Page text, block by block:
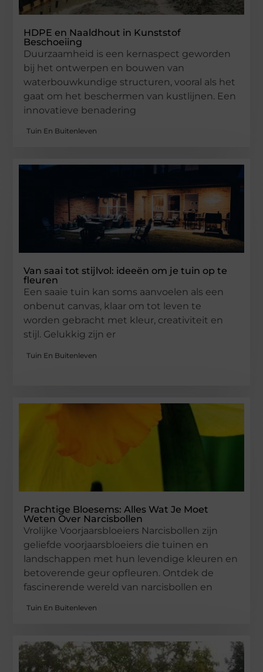
HDPE en Naaldhout in Kunststof
Beschoeiing
Duurzaamheid is een kernaspect geworden
bij het ontwerpen en bouwen van
waterbouwkundige structuren, vooral als het
gaat om het beschermen van kustlijnen. Een
innovatieve benadering
Tuin En Buitenleven
Van saai tot stijlvol: ideeën om je tuin op te
fleuren
Een saaie tuin kan soms aanvoelen als een
onbenut canvas, klaar om tot leven te
worden gebracht met kleur, creativiteit en
stijl. Gelukkig zijn er
Tuin En Buitenleven
Prachtige Bloesems: Alles Wat Je Moet
Weten Over Narcisbollen
Vrolijke Voorjaarsbloeiers Narcisbollen zijn
geliefde voorjaarsbloeiers die tuinen en
landschappen met hun levendige kleuren en
betoverende geur opfleuren. Ontdek de
fascinerende wereld van narcisbollen en
Tuin En Buitenleven